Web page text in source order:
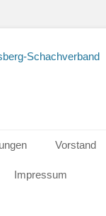
Vorstand
Impressum